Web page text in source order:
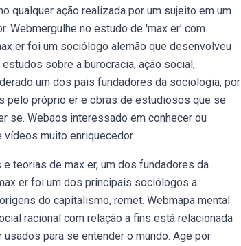
qualquer ação realizada por um sujeito em um
Webmergulhe no estudo de 'max er' com
er foi um sociólogo alemão que desenvolveu
sobre a burocracia, ação social,.
um dos pais fundadores da sociologia, por
pelo próprio er e obras de estudiosos que se
se. Webaos interessado em conhecer ou
muito enriquecedor.
teorias de max er, um dos fundadores da
er foi um dos principais sociólogos a
do capitalismo, remet. Webmapa mental
racional com relação a fins está relacionada
para se entender o mundo. Age por